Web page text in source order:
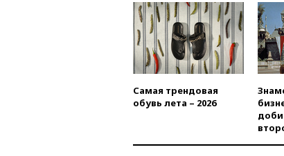
Самая трендовая
обувь лета – 2026